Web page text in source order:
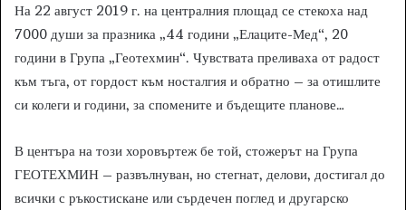
На 22 август 2019 г. на централния площад се стекоха над
7000 души за празника „44 години „Елаците-Мед“, 20
години в Група „Геотехмин“. Чувствата преливаха от радост
към тъга, от гордост към носталгия и обратно – за отишлите
си колеги и години, за спомените и бъдещите планове…
В центъра на този хоровъртеж бе той, стожерът на Група
ГЕОТЕХМИН – развълнуван, но стегнат, делови, достигал до
всички с ръкостискане или сърдечен поглед и другарско